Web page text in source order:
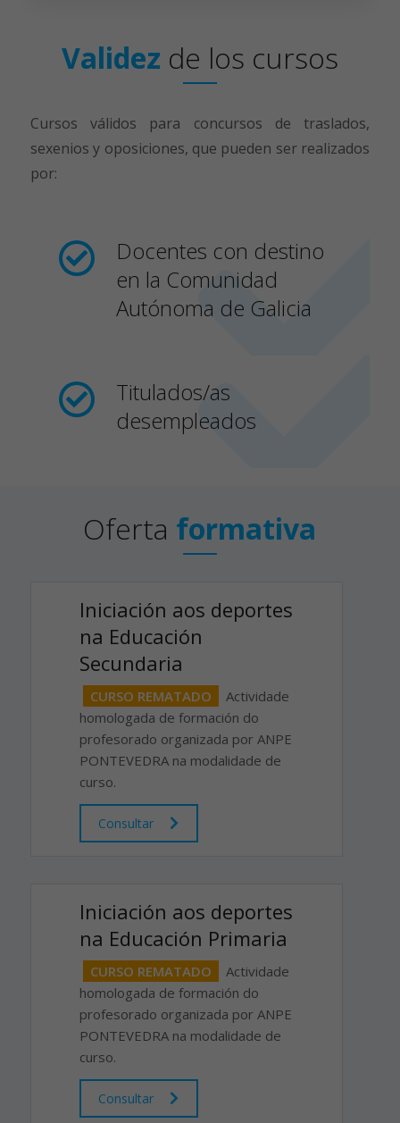
Validez de los cursos
Cursos válidos para concursos de traslados,
sexenios y oposiciones, que pueden ser realizados
por:
Docentes con destino
en la Comunidad
Autónoma de Galicia
Titulados/as
desempleados
Oferta formativa
Iniciación aos deportes
na Educación
Secundaria
CURSO REMATADO
Actividade
homologada de formación do
profesorado organizada por ANPE
PONTEVEDRA na modalidade de
curso.
Consultar
Iniciación aos deportes
na Educación Primaria
CURSO REMATADO
Actividade
homologada de formación do
profesorado organizada por ANPE
PONTEVEDRA na modalidade de
curso.
Consultar